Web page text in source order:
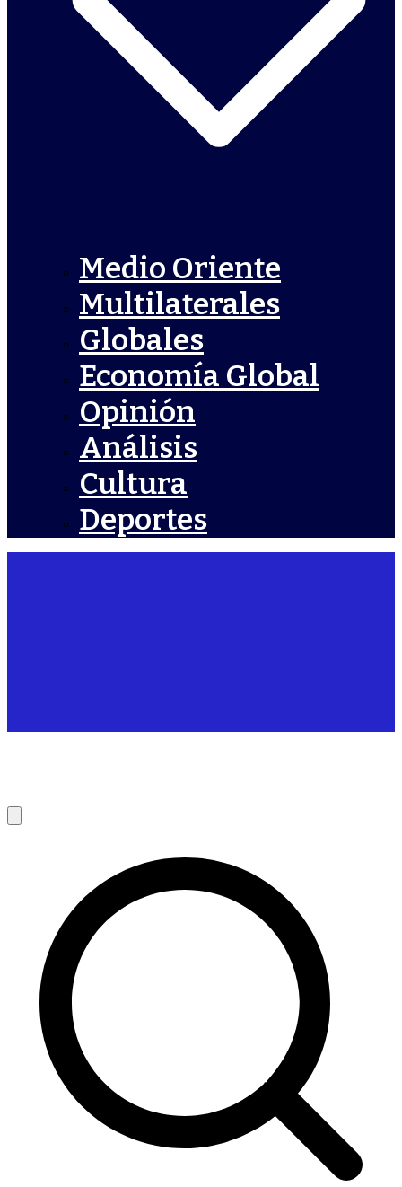
Medio Oriente
Multilaterales
Globales
Economía Global
Opinión
Análisis
Cultura
Deportes